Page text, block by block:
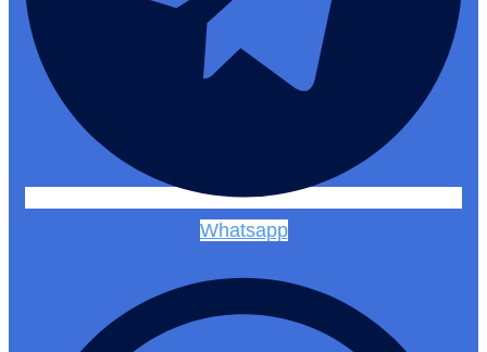
Whatsapp